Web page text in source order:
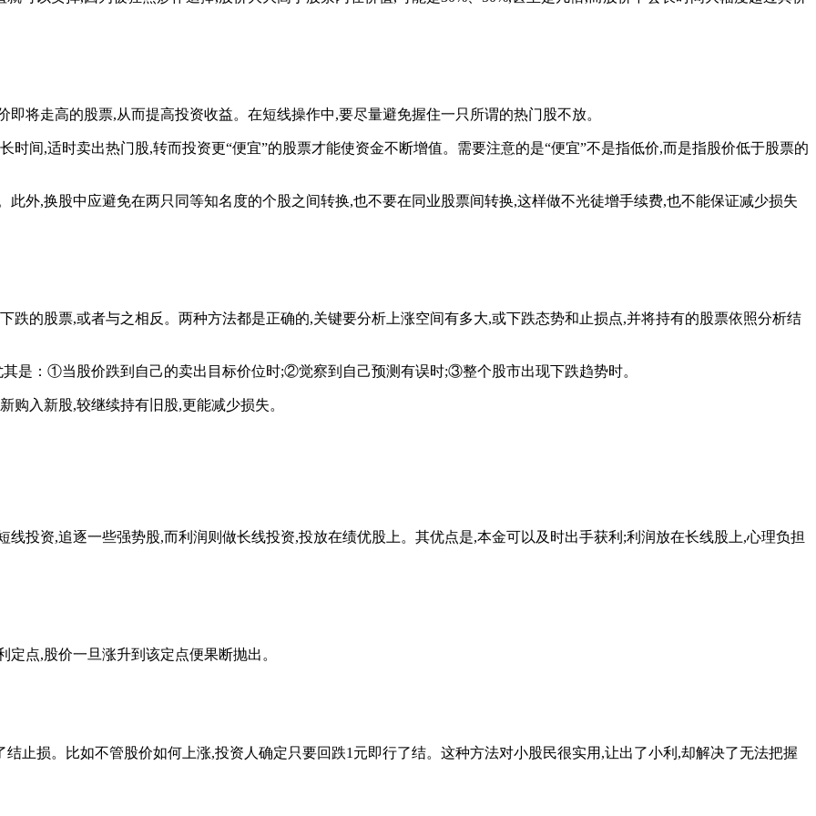
走高的股票,从而提高投资收益。在短线操作中,要尽量避免握住一只所谓的热门股不放。
,适时卖出热门股,转而投资更“便宜”的股票才能使资金不断增值。需要注意的是“便宜”不是指低价,而是指股价低于股票的
,换股中应避免在两只同等知名度的个股之间转换,也不要在同业股票间转换,这样做不光徒增手续费,也不能保证减少损失
股票,或者与之相反。两种方法都是正确的,关键要分析上涨空间有多大,或下跌态势和止损点,并将持有的股票依照分析结
：①当股价跌到自己的卖出目标价位时;②觉察到自己预测有误时;③整个股市出现下跌趋势时。
入新股,较继续持有旧股,更能减少损失。
资,追逐一些强势股,而利润则做长线投资,投放在绩优股上。其优点是,本金可以及时出手获利;利润放在长线股上,心理负担
点,股价一旦涨升到该定点便果断抛出。
损。比如不管股价如何上涨,投资人确定只要回跌1元即行了结。这种方法对小股民很实用,让出了小利,却解决了无法把握